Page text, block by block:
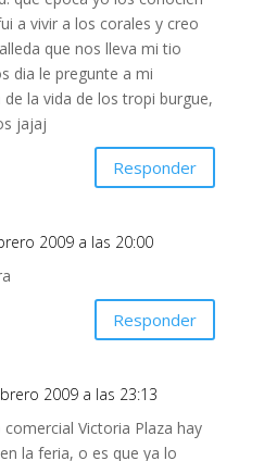
a vivir a los corales y creo
que nos lleva mi tio
dia le pregunte a mi
la vida de los tropi burgue,
jajaj
Responder
2009 a las 20:00
Responder
2009 a las 23:13
comercial Victoria Plaza hay
la feria, o es que ya lo